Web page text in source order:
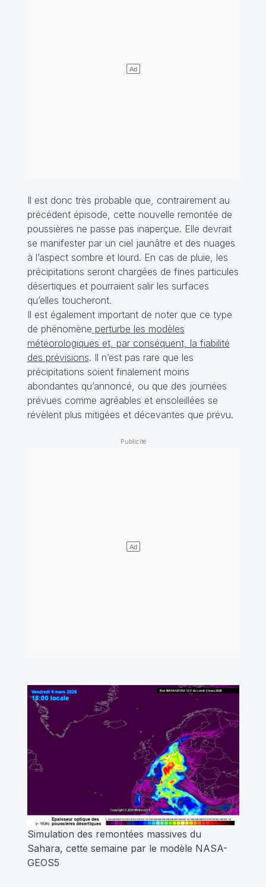
Il est donc très probable que, contrairement au
précédent épisode, cette nouvelle remontée de
poussières ne passe pas inaperçue. Elle devrait
se manifester par un ciel jaunâtre et des nuages
à l’aspect sombre et lourd. En cas de pluie, les
précipitations seront chargées de fines particules
désertiques et pourraient salir les surfaces
qu’elles toucheront.
Il est également important de noter que ce type
de phénomène perturbe les modèles
météorologiques et, par conséquent, la fiabilité
des prévisions. Il n’est pas rare que les
précipitations soient finalement moins
abondantes qu’annoncé, ou que des journées
prévues comme agréables et ensoleillées se
révèlent plus mitigées et décevantes que prévu.
Simulation des remontées massives du
Sahara, cette semaine par le modèle NASA-
GEOS5